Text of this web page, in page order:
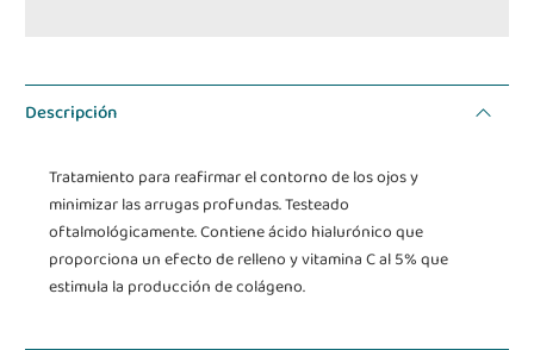
Descripción
Tratamiento para reafirmar el contorno de los ojos y
minimizar las arrugas profundas. Testeado
oftalmológicamente. Contiene ácido hialurónico que
proporciona un efecto de relleno y vitamina C al 5% que
estimula la producción de colágeno.